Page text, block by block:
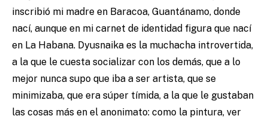
inscribió mi madre en Baracoa, Guantánamo, donde
nací, aunque en mi carnet de identidad figura que nací
en La Habana. Dyusnaika es la muchacha introvertida,
a la que le cuesta socializar con los demás, que a lo
mejor nunca supo que iba a ser artista, que se
minimizaba, que era súper tímida, a la que le gustaban
las cosas más en el anonimato: como la pintura, ver